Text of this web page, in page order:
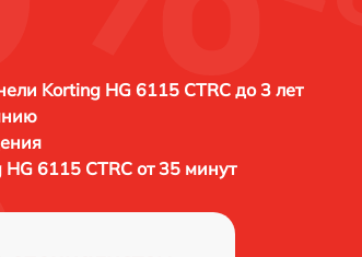
Korting HG 6115 CTRC до 3 лет
6115 CTRC от 35 минут